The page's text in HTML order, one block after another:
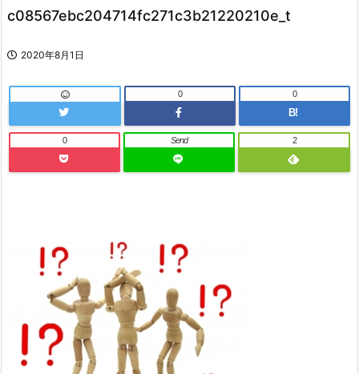
c08567ebc204714fc271c3b21220210e_t
2020年8月1日
0
B!
0
0 Send 2